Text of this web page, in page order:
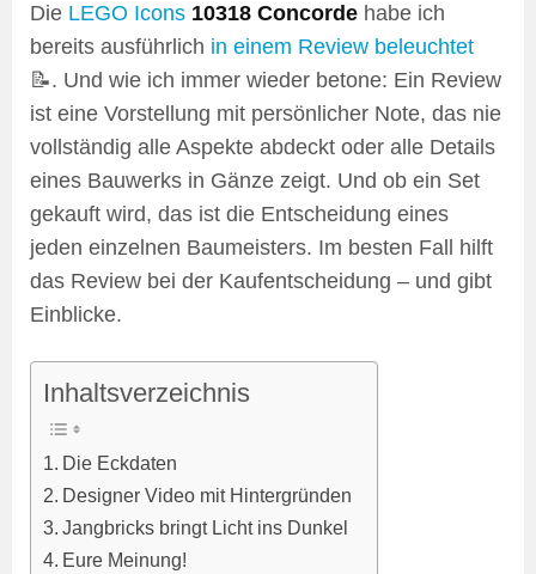
Die LEGO Icons 10318 Concorde habe ich
bereits ausführlich in einem Review beleuchtet
📝. Und wie ich immer wieder betone: Ein Review
ist eine Vorstellung mit persönlicher Note, das nie
vollständig alle Aspekte abdeckt oder alle Details
eines Bauwerks in Gänze zeigt. Und ob ein Set
gekauft wird, das ist die Entscheidung eines
jeden einzelnen Baumeisters. Im besten Fall hilft
das Review bei der Kaufentscheidung – und gibt
Einblicke.
Inhaltsverzeichnis
Die Eckdaten
Designer Video mit Hintergründen
Jangbricks bringt Licht ins Dunkel
Eure Meinung!